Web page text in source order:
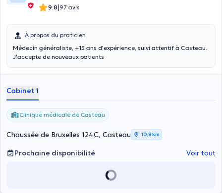
9.8|97 avis
À propos du praticien
Médecin généraliste, +15 ans d’expérience, suivi attentif à Casteau.
J'accepte de nouveaux patients
Cabinet 1
Clinique médicale de Casteau
Chaussée de Bruxelles 124C, Casteau 10,8 km
Prochaine disponibilité Voir tout